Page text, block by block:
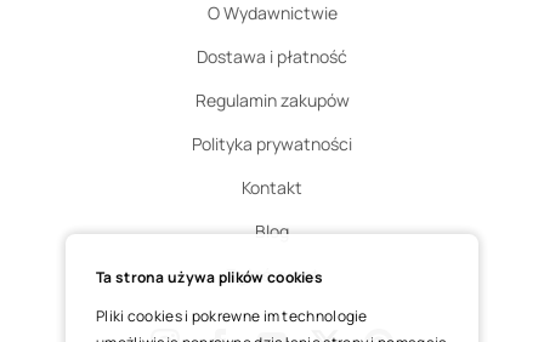
O Wydawnictwie
Dostawa i płatność
Regulamin zakupów
Polityka prywatności
Kontakt
Blog
Zgłoś zwrot
Ta strona używa plików cookies
Pliki cookies i pokrewne im technologie